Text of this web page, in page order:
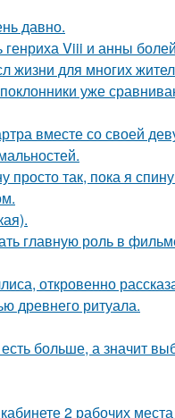
давно.
Viii и анны
жизни для многих
уже
вместе со своей
так, пока я
главную роль в
откровенно
древнего ритуала.
больше, а значит
2 рабочих